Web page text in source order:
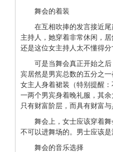
舞会的着装
在互相吹捧的发言接近
主持人，她穿着非常休闲，
还是这位女主持人太不懂得
可是当舞会真正开始之
宾居然是男宾总数的五分之
女主人身着裙装（特别提醒
一两个男宾身着晚礼服，其
只有财富阶层，而具有财富
舞会上，女士应该穿着
不可以进舞场的。男士应该
舞会的音乐选择